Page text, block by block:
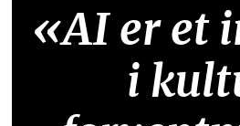
«AI er et
i